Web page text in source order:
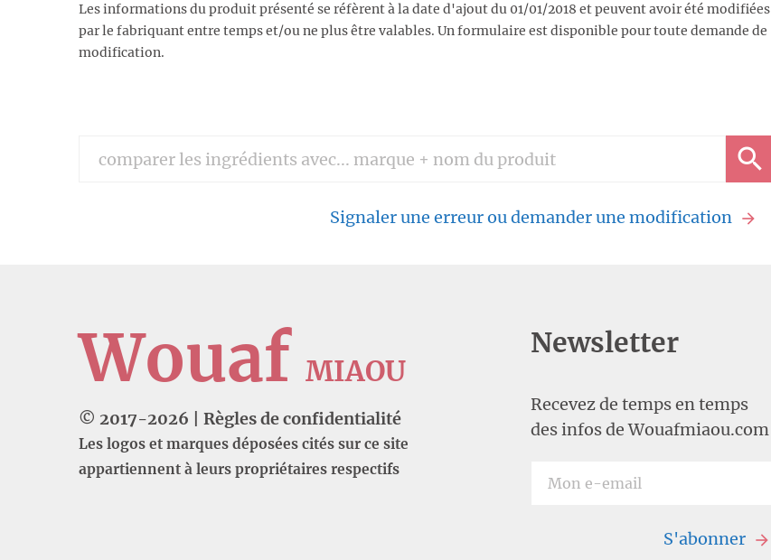
Les informations du produit présenté se réfèrent à la date d'ajout du 01/01/2018 et peuvent avoir été modifiées
par le fabriquant entre temps et/ou ne plus être valables. Un formulaire est disponible pour toute demande de
modification.
Signaler une erreur ou demander une modification
Wouaf MIAOU
© 2017-2026 Règles de confidentialité
Les logos et marques déposées cités sur ce site
appartiennent à leurs propriétaires respectifs
Newsletter
Recevez de temps en temps
des infos de Wouafmiaou.com
S'abonner